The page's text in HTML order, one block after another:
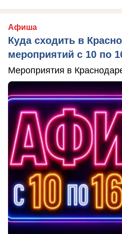
Афиша
Куда сходить в
мероприятий с 10 по
Мероприятия в